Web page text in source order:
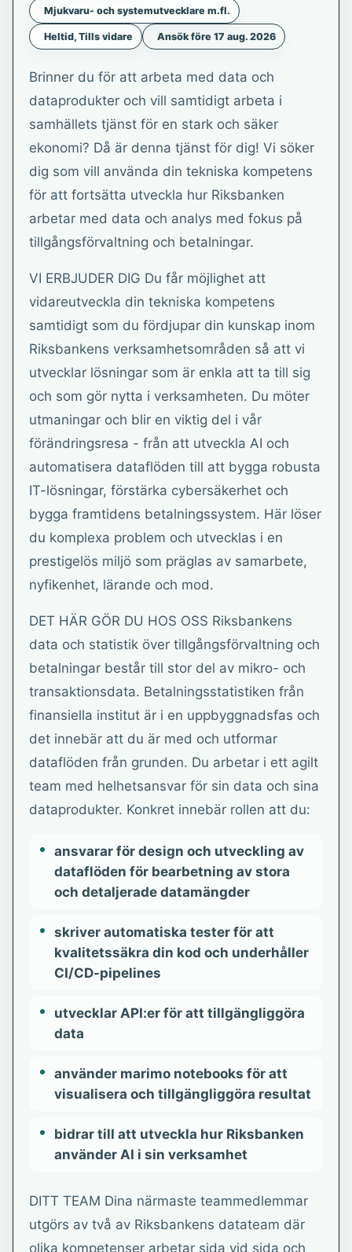
Mjukvaru- och systemutvecklare m.fl.
Heltid, Tills vidare Ansök före 17 aug. 2026
Brinner du för att arbeta med data och
dataprodukter och vill samtidigt arbeta i
samhällets tjänst för en stark och säker
ekonomi? Då är denna tjänst för dig! Vi söker
dig som vill använda din tekniska kompetens
för att fortsätta utveckla hur Riksbanken
arbetar med data och analys med fokus på
tillgångsförvaltning och betalningar.
VI ERBJUDER DIG Du får möjlighet att
vidareutveckla din tekniska kompetens
samtidigt som du fördjupar din kunskap inom
Riksbankens verksamhetsområden så att vi
utvecklar lösningar som är enkla att ta till sig
och som gör nytta i verksamheten. Du möter
utmaningar och blir en viktig del i vår
förändringsresa - från att utveckla AI och
automatisera dataflöden till att bygga robusta
IT-lösningar, förstärka cybersäkerhet och
bygga framtidens betalningssystem. Här löser
du komplexa problem och utvecklas i en
prestigelös miljö som präglas av samarbete,
nyfikenhet, lärande och mod.
DET HÄR GÖR DU HOS OSS Riksbankens
data och statistik över tillgångsförvaltning och
betalningar består till stor del av mikro- och
transaktionsdata. Betalningsstatistiken från
finansiella institut är i en uppbyggnadsfas och
det innebär att du är med och utformar
dataflöden från grunden. Du arbetar i ett agilt
team med helhetsansvar för sin data och sina
dataprodukter. Konkret innebär rollen att du:
ansvarar för design och utveckling av
dataflöden för bearbetning av stora
och detaljerade datamängder
skriver automatiska tester för att
kvalitetssäkra din kod och underhåller
CI/CD-pipelines
utvecklar API:er för att tillgängliggöra
data
använder marimo notebooks för att
visualisera och tillgängliggöra resultat
bidrar till att utveckla hur Riksbanken
använder AI i sin verksamhet
DITT TEAM Dina närmaste teammedlemmar
utgörs av två av Riksbankens datateam där
olika kompetenser arbetar sida vid sida och